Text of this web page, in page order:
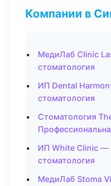
Компании в
МедиЛаб Clinic
стоматология
ИП Dental
стоматология
Стоматология
ИП White Clinic —
стоматология
МедиЛаб Stoma